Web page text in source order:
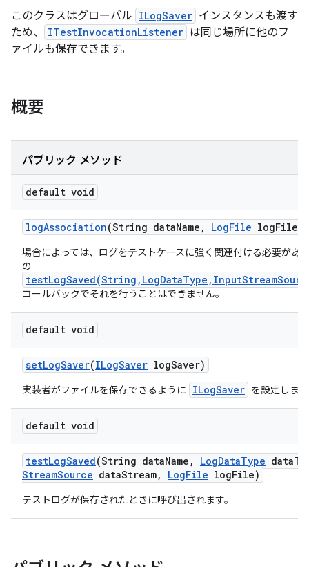
このクラスはグローバル ILogSaver インスタンスも渡す
ため、
ITestInvocationListener は同じ場所に他のフ
ァイルも保存できます。
概要
パブリック メソッド
default void
logAssociation(String dataName , LogFile logFile)
場合によっては、ログをテストケースに強く関連付ける必要があ
の
コールバックでそれを行うことはできません。
default void
setLogSaver(ILogSaver logSaver)
実装者がファイルを保存できるように ILogSaver を設定しま
default void
testLogSaved(String dataName , LogDataType data
StreamSource dataStream, LogFile logFile)
テストログが保存されたときに呼び出されます。